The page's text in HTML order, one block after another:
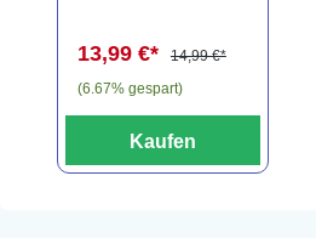
3er Tonamphore
13,99 €*
14,99 €*
(6.67% gespart)
Kaufen